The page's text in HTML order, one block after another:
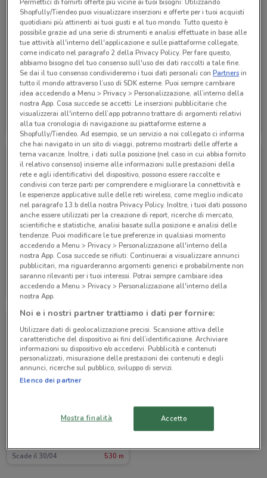
Eden Viaggi
Scade il 30/04 530 m
Eden Viaggi
Scade il 30/04
Eden Viaggi
Scade il 30/04 530 m
Eden Viaggi
Scade il 31/10
Scade il 30/04 530 m
Shopfully/Tiendeo puoi visualizzare inserzioni e offerte per i tuoi acquisti
quotidiani più attinenti ai tuoi gusti e al tuo mondo. Tutto questo è
possibile grazie ad una serie di strumenti e analisi effettuate in base alle
tue attività all'interno dell'applicazione e sulle piattaforme collegate,
come indicato nel paragrafo 2 della Privacy Policy. Per fare questo,
abbiamo bisogno del tuo consenso sull'uso dei dati raccolti a tale fine.
Se dai il tuo consenso condivideremo i tuoi dati personali conPartnersin
tutto il mondo attraverso l’uso di SDK esterne. Puoi sempre cambiare
idea accedendo a Menu > Privacy > Personalizzazione, all’interno della
nostra App. Cosa succede se accetti: Le inserzioni pubblicitarie che
visualizzerai all'interno dell’app potranno trattare di argomenti relativi
alla tua cronologia di navigazione su piattaforme esterne a
Shopfully/Tiendeo. Ad esempio, se un servizio a noi collegato ci informa
che hai navigato in un sito di viaggi, potremo mostrarti delle offerte a
tema vacanze. Inoltre, i dati sulla posizione (nel caso in cui abbia fornito
il relativo consenso) insieme alle informazioni sulle prestazioni della
rete e agli identificativi del dispositivo, possono essere raccolte e
condivisi con terze parti per comprendere e migliorare la connettività e
le esperienze applicative sulle delle reti wireless, come meglio indicato
nel paragrafo 13.b della nostra Privacy Policy. Inoltre, i tuoi dati possono
anche essere utilizzati per la creazione di report, ricerche di mercato,
scientifiche e statistiche, analisi basate sulla posizione e analisi delle
tendenze. Puoi modificare le tue preferenze in qualsiasi momento
accedendo a Menu > Privacy > Personalizzazione all'interno della
nostra App. Cosa succede se rifiuti: Continuerai a visualizzare annunci
pubblicitari, ma riguarderanno argomenti generici e probabilmente non
saranno rilevanti per i tuoi interessi. Potrai sempre cambiare idea
accedendo a Menu > Privacy > Personalizzazione all'interno della
nostra App.
Noi e i nostri partner trattiamo i dati per fornire:
Utilizzare dati di geolocalizzazione precisi. Scansione attiva delle
caratteristiche del dispositivo ai fini dell’identificazione. Archiviare
informazioni su dispositivo e/o accedervi. Pubblicità e contenuti
personalizzati, misurazione delle prestazioni dei contenuti e degli
annunci, ricerche sul pubblico, sviluppo di servizi.
Elenco dei partner
Mostra finalità Accetto